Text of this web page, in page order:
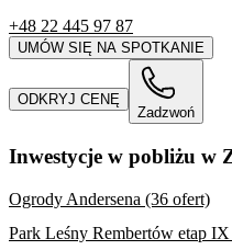
+48 22 445 97 87
UMÓW SIĘ NA SPOTKANIE
ODKRYJ CENĘ
Zadzwoń
Inwestycje w pobliżu w
Ogrody Andersena (36 ofert)
Park Leśny Rembertów etap